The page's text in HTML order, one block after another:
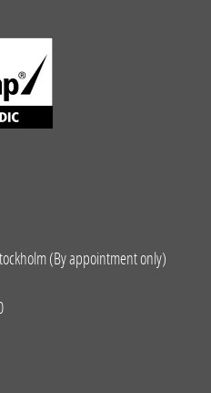
(By appointment only)